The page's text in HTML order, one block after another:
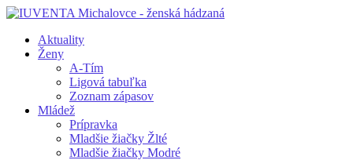
Aktuality
Ženy
A-Tím
Ligová tabuľka
Zoznam zápasov
Mládež
Prípravka
Mladšie žiačky Žlté
Mladšie žiačky Modré